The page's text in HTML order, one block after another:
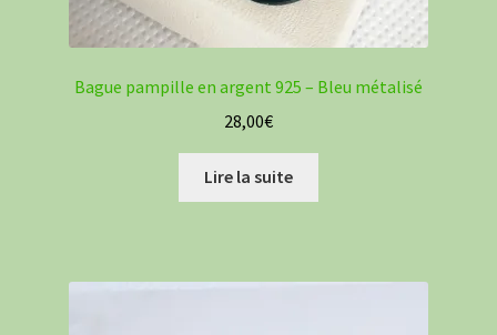
Bague pampille en argent 925 – Bleu métalisé
28,00€
Lire la suite